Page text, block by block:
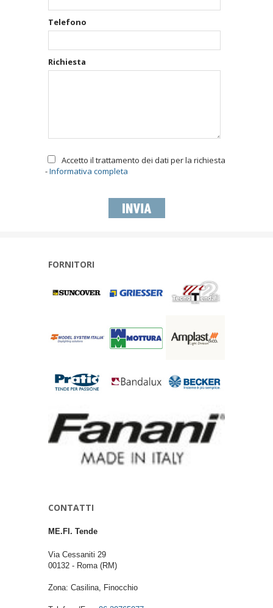
Telefono
Richiesta
Accetto il trattamento dei dati per la richiesta
-Informativa completa
FORNITORI
CONTATTI
ME.FI. Tende
Via Cessaniti 29
00132 - Roma(RM)
Zona: Casilina, Finocchio